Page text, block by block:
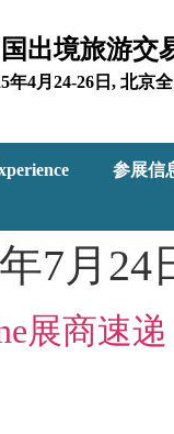
出境旅游交
年4月24-26日, 北京
参展信
7月24
展商速